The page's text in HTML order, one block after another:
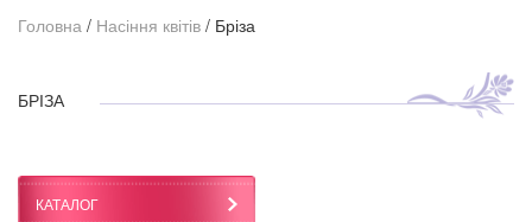
Головна / Насіння квітів / Бріза
БРІЗА
КАТАЛОГ